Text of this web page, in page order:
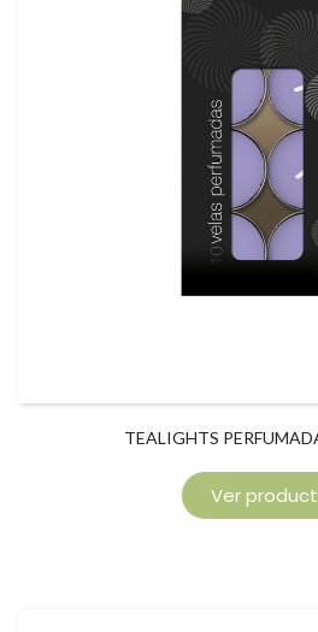
TEALIGHTS
Ver